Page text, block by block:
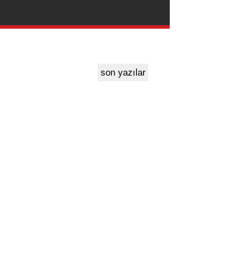
son yazılar